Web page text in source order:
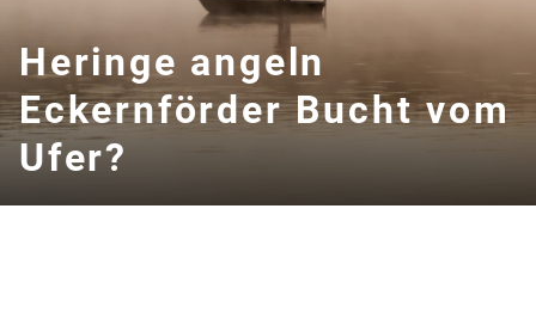
Heringe angeln
Eckernförder Bucht vom
Ufer?